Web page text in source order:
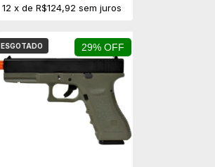
12 x de R$124,92 sem juros
29% OFF
ESGOTADO